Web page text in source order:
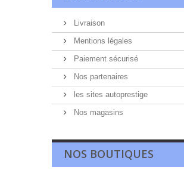
Livraison
Mentions légales
Paiement sécurisé
Nos partenaires
les sites autoprestige
Nos magasins
NOS BOUTIQUES